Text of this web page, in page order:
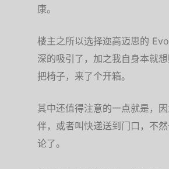
康。
楼主之所以选择迩高迈思的
深的吸引了，加之我自身本就
把椅子，来了个开箱。
其中还值得注意的一点就是，
伴，或者叫快递送到门口，不
论了。